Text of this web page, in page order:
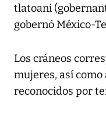
tlatoani
gobernó México-
Los cráneos
mujeres, así como
reconocidos por